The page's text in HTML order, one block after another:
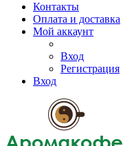
Контакты
Оплата и доставка
Мой аккаунт
Вход
Регистрация
Вход